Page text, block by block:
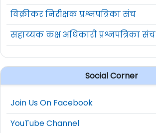
विक्रीकर निरीक्षक प्रश्नपत्रिका संच
सहाय्यक कक्ष अधिकारी प्रश्नपत्रिका संच
Social Corner
Join Us On Facebook
YouTube Channel